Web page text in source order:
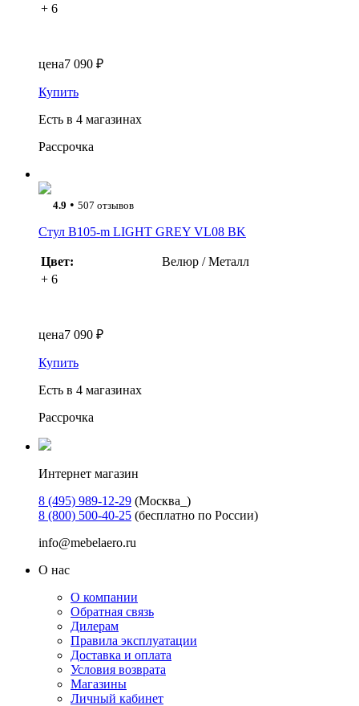
+ 6
цена7 090 ₽
Купить
Есть в 4 магазинах
Рассрочка
4.9 • 507 отзывов
Стул B105-m LIGHT GREY VL08 BK
Цвет:
Велюр / Металл
+ 6
цена7 090 ₽
Купить
Есть в 4 магазинах
Рассрочка
Интернет магазин
8 (495) 989-12-29 (Москва_)
8 (800) 500-40-25 (бесплатно по России)
info@mebelaero.ru
О нас
О компании
Обратная связь
Дилерам
Правила эксплуатации
Доставка и оплата
Условия возврата
Магазины
Личный кабинет